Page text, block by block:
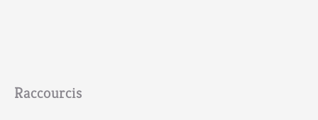
Raccourcis